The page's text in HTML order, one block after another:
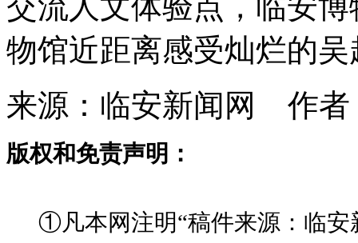
物馆近距离感受灿烂的
来源：临安新闻网 作
版权和免责声明：
①凡本网注明“稿件来源：临安